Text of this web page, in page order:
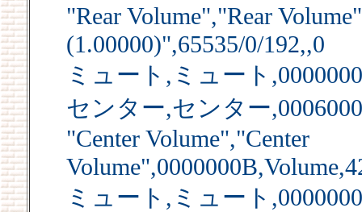
"Rear Volume","Rear
(1.00000)",65535/0/192,,0
ミュート,ミュート
センター,センター
"Center Volume","Center
ミュート,ミュート